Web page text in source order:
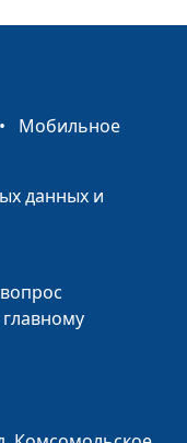
• Мобильное
данных и